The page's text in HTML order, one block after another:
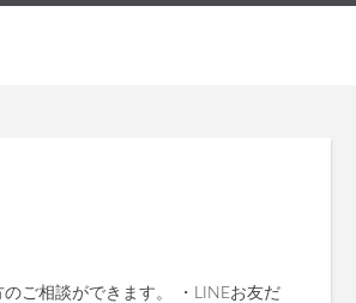
ご相談ができます。 ・LINEお友だ